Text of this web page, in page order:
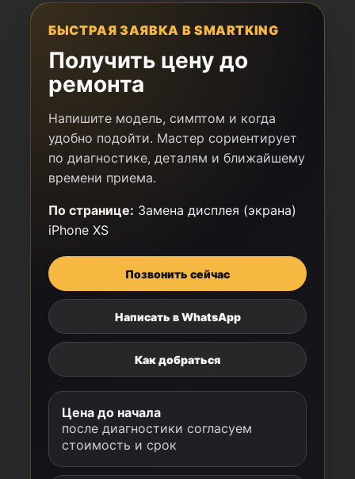
БЫСТРАЯ ЗАЯВКА В SMARTKING
Получить цену до
ремонта
Напишите модель, симптом и когда
удобно подойти. Мастер сориентирует
по диагностике, деталям и ближайшему
времени приема.
По странице: Замена дисплея (экрана)
iPhone XS
Позвонить сейчас
Написать в WhatsApp
Как добраться
Цена до начала
после диагностики согласуем
стоимость и срок